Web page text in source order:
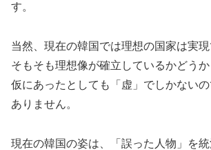
す。
当然、現在の韓国では理想の国家は実現
そもそも理想像が確立しているかどうか
仮にあったとしても「虚」でしかない
ありません。
現在の韓国の姿は、「誤った人物」を